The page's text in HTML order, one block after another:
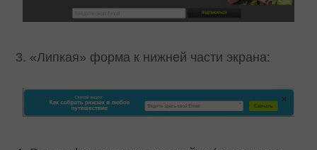
3. «Липкая» форма к нижней части экрана: